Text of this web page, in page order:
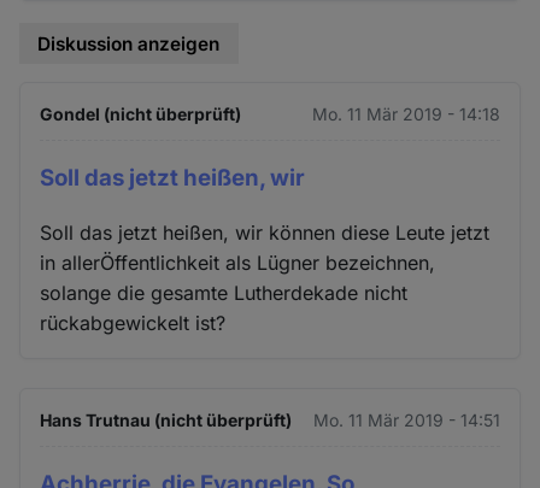
Diskussion anzeigen
Gondel (nicht überprüft) Mo. 11 Mär 2019 - 14:18
Soll das jetzt heißen, wir
Soll das jetzt heißen, wir können diese Leute jetzt
in allerÖffentlichkeit als Lügner bezeichnen,
solange die gesamte Lutherdekade nicht
rückabgewickelt ist?
Hans Trutnau (nicht überprüft) Mo. 11 Mär 2019 - 14:51